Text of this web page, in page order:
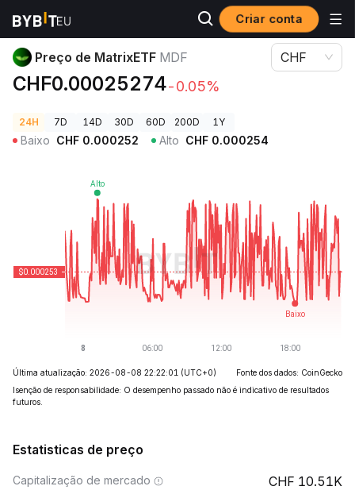
Criar conta
Preços de Criptomoedas Preço de MatrixETF MDF
Preço de MatrixETF MDF
CHF0.00025274-0.05%
CHF
24H 7D 14D 30D 60D 200D 1Y
Baixo CHF 0.000252 Alto CHF 0.000254
Última atualização: 2026-08-08 22:22:01 (UTC+0)
Fonte dos dados: CoinGecko
Isenção de responsabilidade: O desempenho passado não é indicativo de resultados
futuros.
Estatisticas de preço
Capitalização de mercado 10.51K